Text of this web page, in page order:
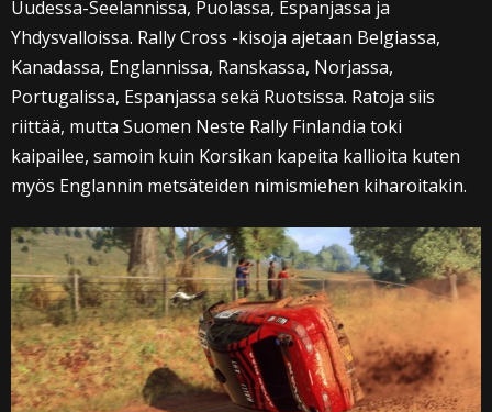
Uudessa-Seelannissa, Puolassa, Espanjassa ja
Yhdysvalloissa. Rally Cross -kisoja ajetaan Belgiassa,
Kanadassa, Englannissa, Ranskassa, Norjassa,
Portugalissa, Espanjassa sekä Ruotsissa. Ratoja siis
riittää, mutta Suomen Neste Rally Finlandia toki
kaipailee, samoin kuin Korsikan kapeita kallioita kuten
myös Englannin metsäteiden nimismiehen kiharoitakin.